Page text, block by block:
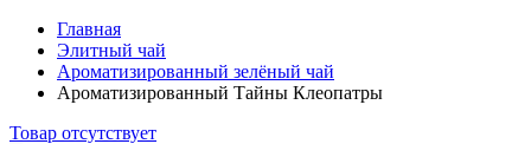
Главная
Элитный чай
Ароматизированный зелёный чай
Ароматизированный Тайны Клеопатры
Товар отсутствует